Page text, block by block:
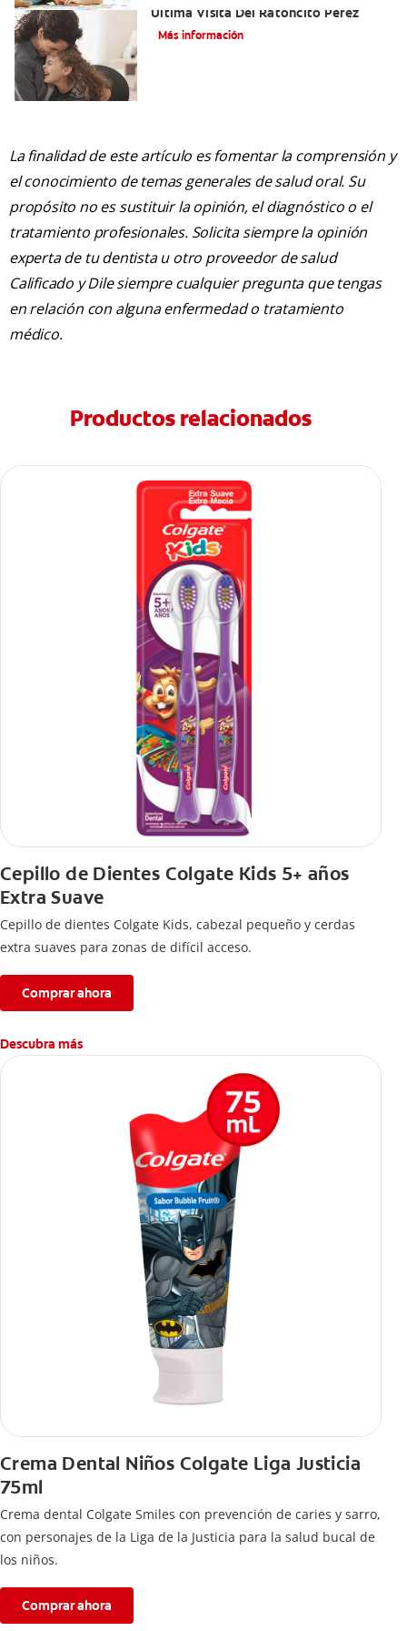
Última Visita Del Ratoncito Pérez
Más información
La finalidad de este artículo es fomentar la comprensión y
el conocimiento de temas generales de salud oral. Su
propósito no es sustituir la opinión, el diagnóstico o el
tratamiento profesionales. Solicita siempre la opinión
experta de tu dentista u otro proveedor de salud
Calificado y Dile siempre cualquier pregunta que tengas
en relación con alguna enfermedad o tratamiento
médico.
Productos relacionados
Cepillo de Dientes Colgate Kids 5+ años
Extra Suave
Cepillo de dientes Colgate Kids, cabezal pequeño y cerdas
extra suaves para zonas de difícil acceso.
Comprar ahora
Descubra más
Crema Dental Niños Colgate Liga Justicia
75ml
Crema dental Colgate Smiles con prevención de caries y sarro,
con personajes de la Liga de la Justicia para la salud bucal de
los niños.
Comprar ahora